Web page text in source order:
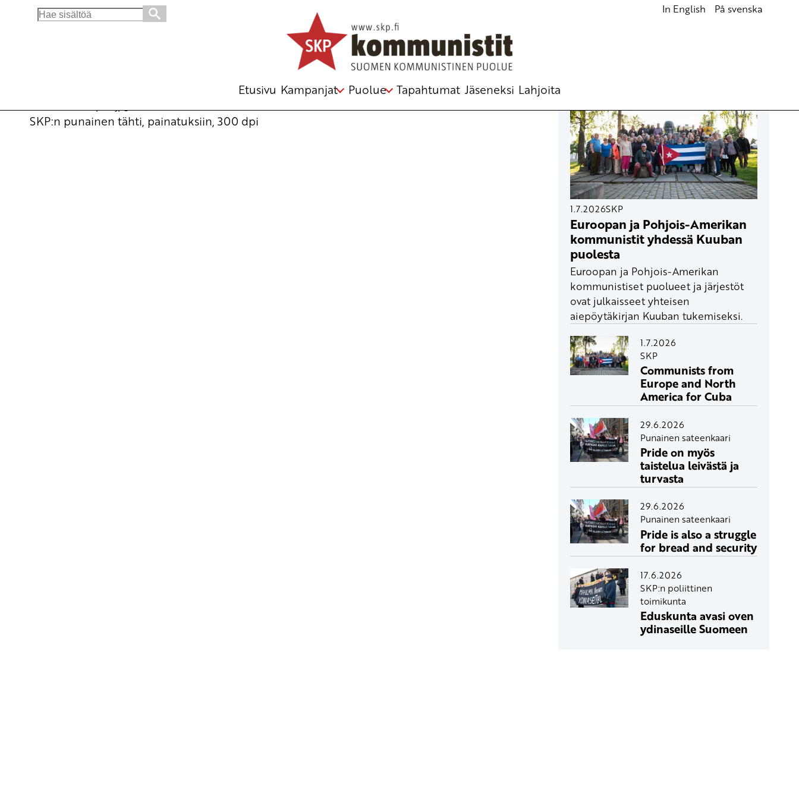
Search
In English På svenska
Etusivu Kampanjat Puolue Tapahtumat Jäseneksi Lahjoita
SKP:n punainen tähti, painatuksiin, 300 dpi
1.7.2026SKP
Euroopan ja Pohjois-Amerikan
kommunistit yhdessä Kuuban
puolesta
Euroopan ja Pohjois-Amerikan
kommunistiset puolueet ja järjestöt
ovat julkaisseet yhteisen
aiepöytäkirjan Kuuban tukemiseksi.
1.7.2026
SKP
Communists from
Europe and North
America for Cuba
29.6.2026
Punainen sateenkaari
Pride on myös
taistelua leivästä ja
turvasta
29.6.2026
Punainen sateenkaari
Pride is also a struggle
for bread and security
17.6.2026
SKP:n poliittinen
toimikunta
Eduskunta avasi oven
ydinaseille Suomeen